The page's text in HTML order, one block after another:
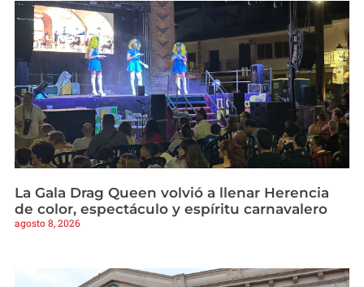
La Gala Drag Queen volvió a llenar Herencia
de color, espectáculo y espíritu carnavalero
agosto 8, 2026